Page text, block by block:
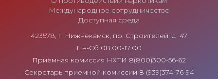
Международное сотрудничество
Доступная среда
423578, г. Нижнекамск, пр. Строителей, д. 47
Пн-Сб 08:00-17:00
Приёмная комиссия НХТИ 8(800)300-56-62
Секретарь приемной комиссии 8 (939)374-76-94